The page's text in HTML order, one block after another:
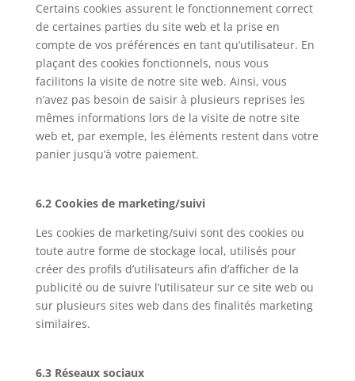
Certains cookies assurent le fonctionnement correct
de certaines parties du site web et la prise en
compte de vos préférences en tant qu’utilisateur. En
plaçant des cookies fonctionnels, nous vous
facilitons la visite de notre site web. Ainsi, vous
n’avez pas besoin de saisir à plusieurs reprises les
mêmes informations lors de la visite de notre site
web et, par exemple, les éléments restent dans votre
panier jusqu’à votre paiement.
6.2 Cookies de marketing/suivi
Les cookies de marketing/suivi sont des cookies ou
toute autre forme de stockage local, utilisés pour
créer des profils d’utilisateurs afin d’afficher de la
publicité ou de suivre l’utilisateur sur ce site web ou
sur plusieurs sites web dans des finalités marketing
similaires.
6.3 Réseaux sociaux